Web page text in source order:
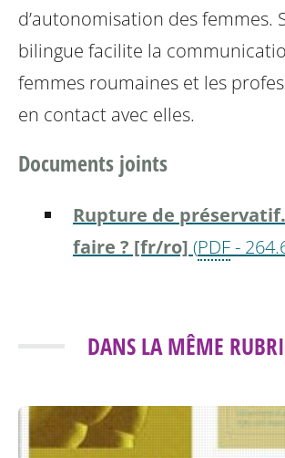
d’autonomisation des femmes.
bilingue facilite la
femmes roumaines et les
en contact avec elles.
Documents joints
Rupture de
faire ? [fr/ro] (PDF-
DANS LA MÊME